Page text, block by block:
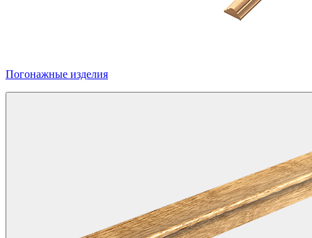
Погонажные изделия